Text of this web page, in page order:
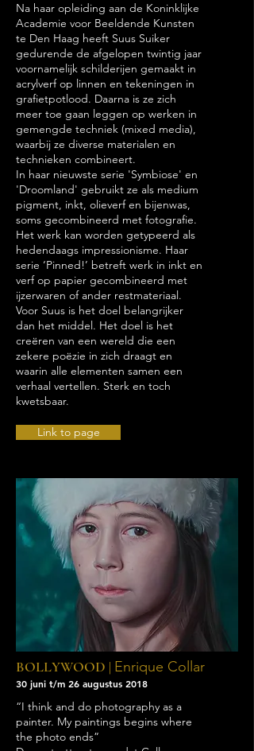
Na haar opleiding aan de Koninklijke
Academie voor Beeldende Kunsten
te Den Haag heeft Suus Suiker
gedurende de afgelopen twintig jaar
voornamelijk schilderijen gemaakt in
acrylverf op linnen en tekeningen in
grafietpotlood. Daarna is ze zich
meer toe gaan leggen op werken in
gemengde techniek (mixed media),
waarbij ze diverse materialen en
technieken combineert.
In haar nieuwste serie 'Symbiose' en
'Droomland' gebruikt ze als medium
pigment, inkt, olieverf en bijenwas,
soms gecombineerd met fotografie.
Het werk kan worden getypeerd als
hedendaags impressionisme. Haar
serie ‘Pinned!’ betreft werk in inkt en
verf op papier gecombineerd met
ijzerwaren of ander restmateriaal.
Voor Suus is het doel belangrijker
dan het middel. Het doel is het
creëren van een wereld die een
zekere poëzie in zich draagt en
waarin alle elementen samen een
verhaal vertellen. Sterk en toch
kwetsbaar.
Link to page
BOLLYWOOD | Enrique Collar
30 juni t/m 26 augustus 2018
“I think and do photography as a
painter. My paintings begins where
the photo ends”